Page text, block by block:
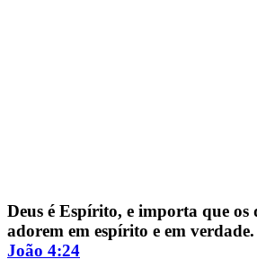
ECompare e EConomize nas Lojas dos
brasileiros
Deus é Espírito, e importa que os
adorem em espírito e em verdade.
João 4:24